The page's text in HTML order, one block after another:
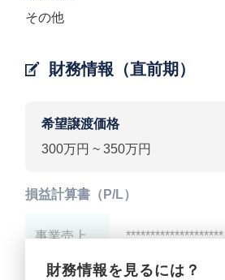
その他
財務情報（直前期）
希望譲渡価格
300万円 ~ 350万円
財務情報を見るには？
損益計算書（P/L）
事業売上 ********************